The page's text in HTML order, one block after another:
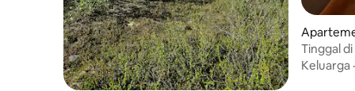
mmune
Tinggal
Keluarga ·